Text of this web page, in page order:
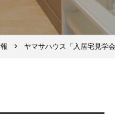
ヤマサハウス「入居宅見学